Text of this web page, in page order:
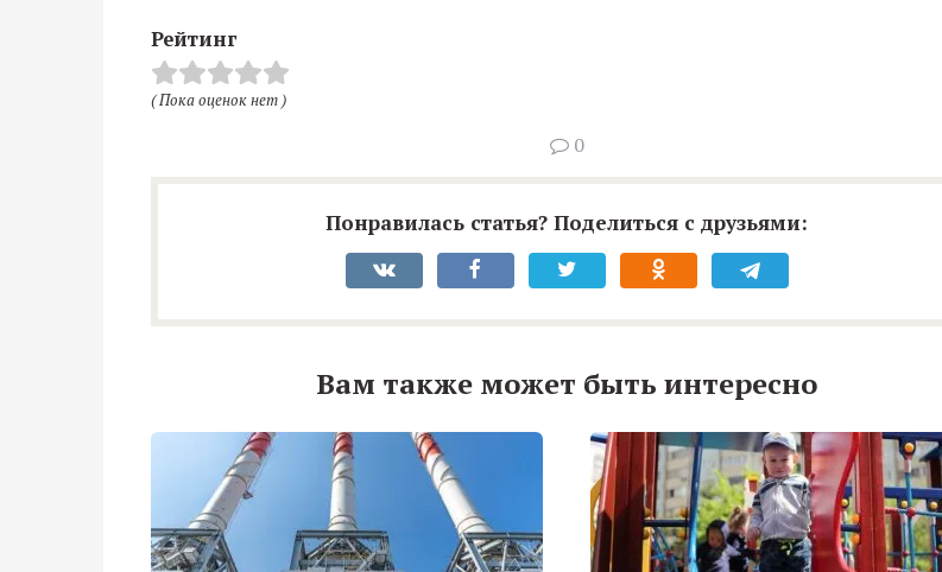
Рейтинг
( Пока оценок нет )
0
Понравилась статья? Поделиться с друзьями:
Вам также может быть интересно